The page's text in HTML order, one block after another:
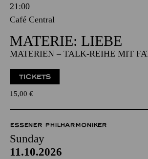
21:00
Café Central
MATERIE: LIEBE
MATERIEN – TALK-REIHE MIT
TICKETS
15,00 €
ESSENER PHILHARMONIKER
Sunday
11.10.2026